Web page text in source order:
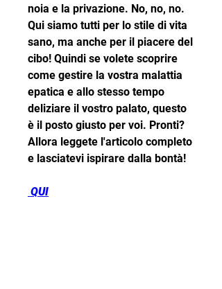
noia e la privazione. No, no, no.
Qui siamo tutti per lo stile di vita
sano, ma anche per il piacere del
cibo! Quindi se volete scoprire
come gestire la vostra malattia
epatica e allo stesso tempo
deliziare il vostro palato, questo
è il posto giusto per voi. Pronti?
Allora leggete l'articolo completo
e lasciatevi ispirare dalla bontà!
QUI